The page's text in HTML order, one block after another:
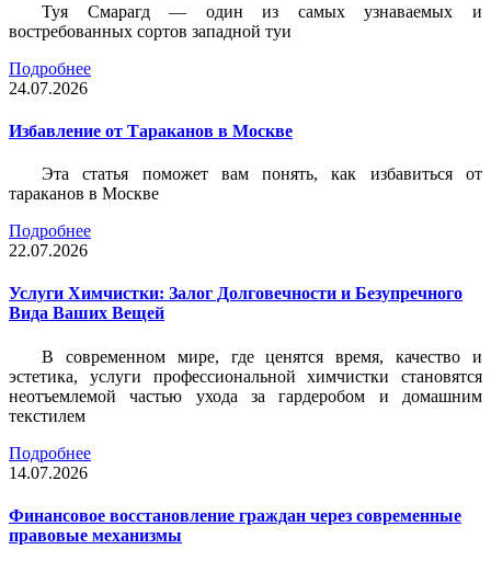
Туя Смарагд — один из самых узнаваемых и
востребованных сортов западной туи
Подробнее
24.07.2026
Избавление от Тараканов в Москве
Эта статья поможет вам понять, как избавиться от
тараканов в Москве
Подробнее
22.07.2026
Услуги Химчистки: Залог Долговечности и Безупречного
Вида Ваших Вещей
В современном мире, где ценятся время, качество и
эстетика, услуги профессиональной химчистки становятся
неотъемлемой частью ухода за гардеробом и домашним
текстилем
Подробнее
14.07.2026
Финансовое восстановление граждан через современные
правовые механизмы